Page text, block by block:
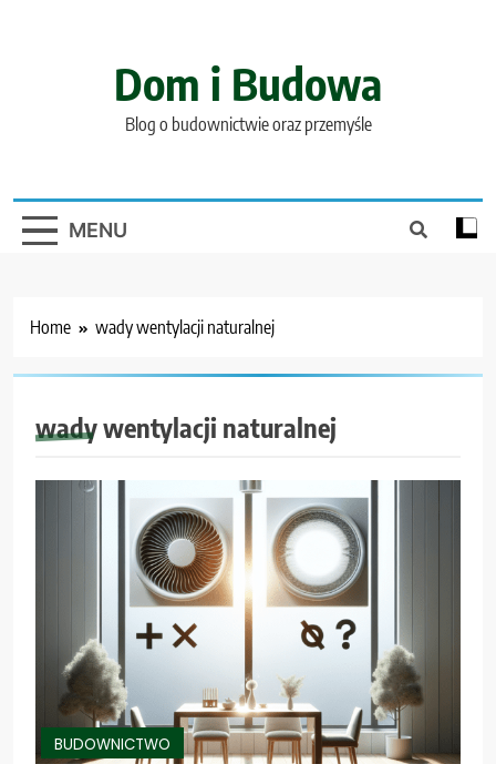
Dom i Budowa
Blog o budownictwie oraz przemyśle
MENU
Home wady wentylacji naturalnej
wady wentylacji naturalnej
BUDOWNICTWO